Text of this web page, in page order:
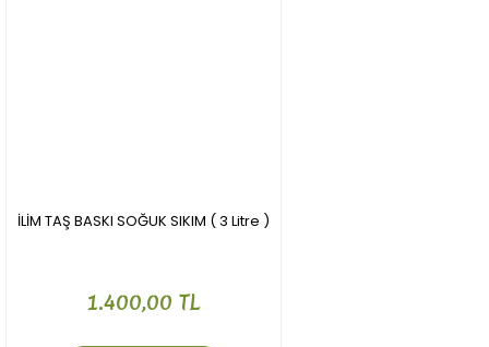
İLİM TAŞ BASKI SOĞUK SIKIM ( 3 Litre )
1.400,00 TL